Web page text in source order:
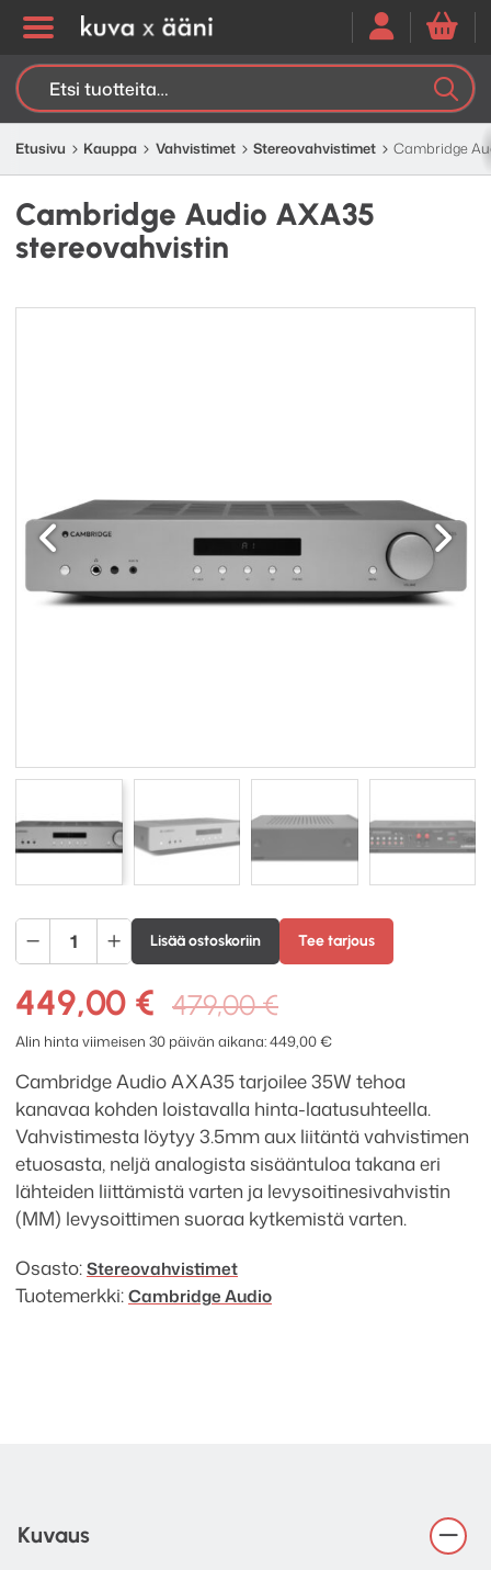
Etsi:
Etusivu Kauppa Vahvistimet Stereo­­vahvistimet Cambridge
Cambridge Audio AXA35
stereovahvistin
Edellinen
Cambridge
Audio
AXA35
stereovahvistin
määrä
Lisää ostoskoriin Tee tarjous
479,00€Alkuperäinen
hinta
oli:
479,00 €.
449,00 €
Nykyinen
hinta
on:
449,00 €.
Alin hinta viimeisen 30 päivän aikana:449,00€
Cambridge Audio AXA35 tarjoilee 35W tehoa
kanavaa kohden loistavalla hinta-laatusuhteella.
Vahvistimesta löytyy 3.5mm aux liitäntä vahvistimen
etuosasta, neljä analogista sisääntuloa takana eri
lähteiden liittämistä varten ja levysoitinesivahvistin
(MM) levysoittimen suoraa kytkemistä varten.
Osasto:Stereo­­vahvistimet
Tuotemerkki:Cambridge Audio
Kuvaus